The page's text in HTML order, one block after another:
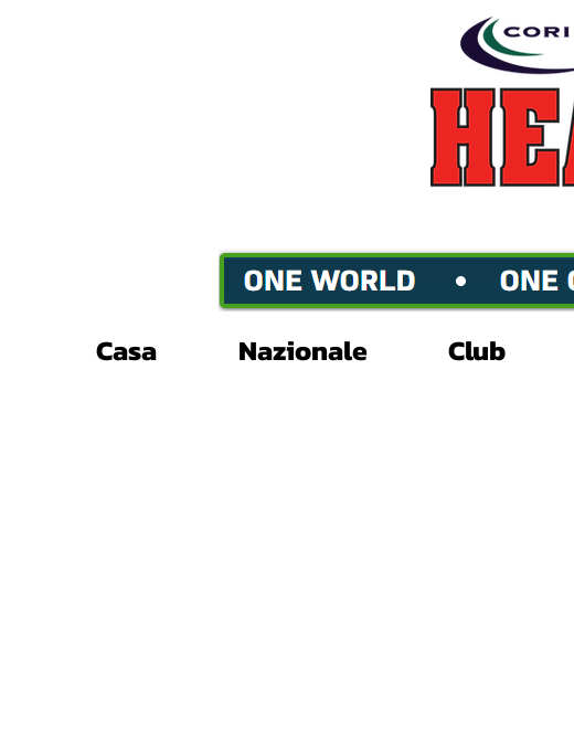
Casa Nazionale Club